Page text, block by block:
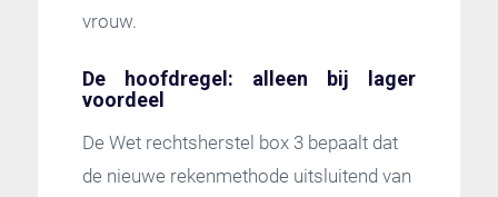
vrouw.
De hoofdregel: alleen bij lager
voordeel
De Wet rechtsherstel box 3 bepaalt dat
de nieuwe rekenmethode uitsluitend van